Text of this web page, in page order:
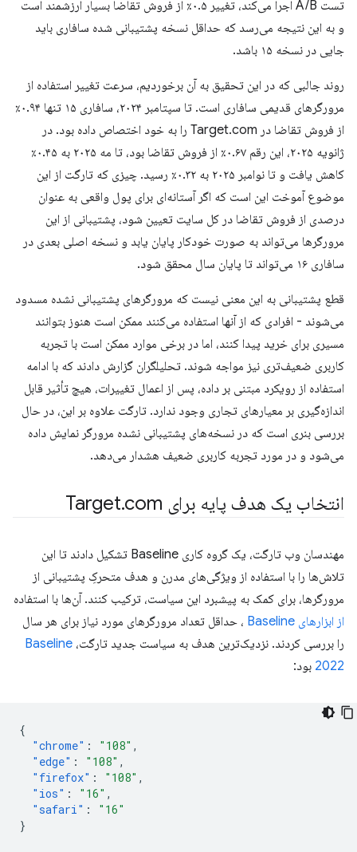
تست A/B اجرا می‌کند، تغییر ۰.۵٪ از فروش تقاضا بسیار ارزشمند است
و به این نتیجه می‌رسد که حداقل نسخه پشتیبانی شده سافاری باید
جایی در نسخه ۱۵ باشد.
روند جالبی که در این تحقیق به آن برخوردیم، سرعت تغییر استفاده از
مرورگرهای قدیمی سافاری است. تا سپتامبر ۲۰۲۴، سافاری ۱۵ تنها ۰.۹۴٪
از فروش تقاضا در Target.com را به خود اختصاص داده بود. در
ژانویه ۲۰۲۵، این رقم ۰.۶۷٪ از فروش تقاضا بود، تا مه ۲۰۲۵ به ۰.۴۵٪
کاهش یافت و تا نوامبر ۲۰۲۵ به ۰.۳۲٪ رسید. چیزی که تارگت از این
موضوع آموخت این است که اگر آستانه‌ای برای پول واقعی به عنوان
درصدی از فروش تقاضا در کل سایت تعیین شود، پشتیبانی از این
مرورگرها می‌تواند به صورت خودکار پایان یابد و نسخه اصلی بعدی در
سافاری ۱۶ می‌تواند تا پایان سال محقق شود.
قطع پشتیبانی به این معنی نیست که مرورگرهای پشتیبانی نشده مسدود
می‌شوند - افرادی که از آنها استفاده می‌کنند ممکن است هنوز بتوانند
مسیری برای خرید پیدا کنند، اما در برخی موارد ممکن است با تجربه
کاربری ضعیف‌تری نیز مواجه شوند. تحلیلگران گزارش دادند که با ادامه
استفاده از رویکرد مبتنی بر داده، پس از اعمال تغییرات، هیچ تأثیر قابل
اندازه‌گیری بر معیارهای تجاری وجود ندارد. تارگت علاوه بر این، در حال
بررسی بنری است که در نسخه‌های پشتیبانی نشده مرورگر نمایش داده
می‌شود و در مورد تجربه کاربری ضعیف هشدار می‌دهد.
انتخاب یک هدف پایه برای Target .com
مهندسان وب تارگت، یک گروه کاری Baseline تشکیل دادند تا این
تلاش‌ها را با استفاده از ویژگی‌های مدرن و هدف متحرکِ پشتیبانی از
مرورگرها، برای کمک به پیشبرد این سیاست، ترکیب کنند. آن‌ها با استفاده
از ابزارهای Baseline
، حداقل تعداد مرورگرهای مورد نیاز برای هر سال
را بررسی کردند. نزدیک‌ترین هدف به سیاست جدید تارگت، Baseline
2022 بود:
{
"chrome" : "108" ,
"edge" : "108" ,
"firefox" : "108" ,
"ios" : "16" ,
"safari" :
"16"
}